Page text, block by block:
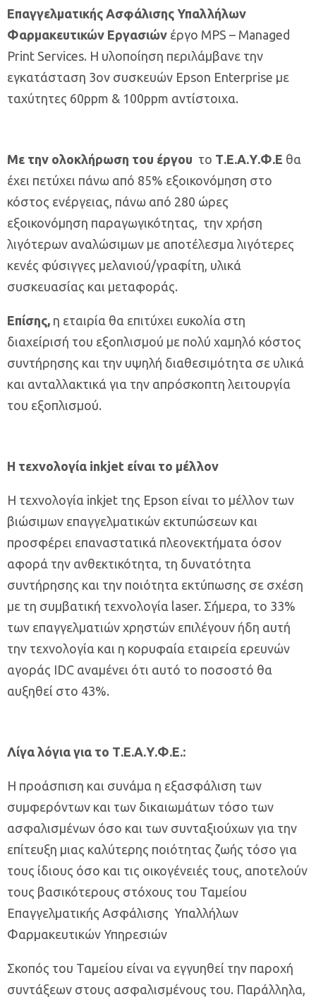
Επαγγελματικής Ασφάλισης Υπαλλήλων
Φαρμακευτικών Εργασιών έργο MPS – Managed
Print Services. Η υλοποίηση περιλάμβανε την
εγκατάσταση 3ον συσκευών Epson Enterprise με
ταχύτητες 60ppm & 100ppm αντίστοιχα.
Με την ολοκλήρωση του έργου το Τ.Ε.Α.Υ.Φ.Ε θα
έχει πετύχει πάνω από 85% εξοικονόμηση στο
κόστος ενέργειας, πάνω από 280 ώρες
εξοικονόμηση παραγωγικότητας, την χρήση
λιγότερων αναλώσιμων με αποτέλεσμα λιγότερες
κενές φύσιγγες μελανιού/γραφίτη, υλικά
συσκευασίας και μεταφοράς.
Επίσης, η εταιρία θα επιτύχει ευκολία στη
διαχείρισή του εξοπλισμού με πολύ χαμηλό κόστος
συντήρησης και την υψηλή διαθεσιμότητα σε υλικά
και ανταλλακτικά για την απρόσκοπτη λειτουργία
του εξοπλισμού.
Η τεχνολογία inkjet είναι το μέλλον
Η τεχνολογία inkjet της Epson είναι το μέλλον των
βιώσιμων επαγγελματικών εκτυπώσεων και
προσφέρει επαναστατικά πλεονεκτήματα όσον
αφορά την ανθεκτικότητα, τη δυνατότητα
συντήρησης και την ποιότητα εκτύπωσης σε σχέση
με τη συμβατική τεχνολογία laser. Σήμερα, το 33%
των επαγγελματιών χρηστών επιλέγουν ήδη αυτή
την τεχνολογία και η κορυφαία εταιρεία ερευνών
αγοράς IDC αναμένει ότι αυτό το ποσοστό θα
αυξηθεί στο 43%.
Λίγα λόγια για το Τ.Ε.Α.Υ.Φ.Ε.:
Η προάσπιση και συνάμα η εξασφάλιση των
συμφερόντων και των δικαιωμάτων τόσο των
ασφαλισμένων όσο και των συνταξιούχων για την
επίτευξη μιας καλύτερης ποιότητας ζωής τόσο για
τους ίδιους όσο και τις οικογένειές τους, αποτελούν
τους βασικότερους στόχους του Ταμείου
Επαγγελματικής Ασφάλισης Υπαλλήλων
Φαρμακευτικών Υπηρεσιών
Σκοπός του Ταμείου είναι να εγγυηθεί την παροχή
συντάξεων στους ασφαλισμένους του. Παράλληλα,